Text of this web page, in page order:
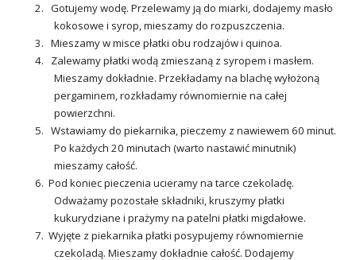
2. Gotujemy wodę. Przelewamy ją do miarki, dodajemy masło
kokosowe i syrop, mieszamy do rozpuszczenia.
3. Mieszamy w misce płatki obu rodzajów i quinoa.
4. Zalewamy płatki wodą zmieszaną z syropem i masłem.
Mieszamy dokładnie. Przekładamy na blachę wyłożoną
pergaminem, rozkładamy równomiernie na całej
powierzchni.
5. Wstawiamy do piekarnika, pieczemy z nawiewem 60 minut.
Po każdych 20 minutach (warto nastawić minutnik)
mieszamy całość.
6. Pod koniec pieczenia ucieramy na tarce czekoladę.
Odważamy pozostałe składniki, kruszymy płatki
kukurydziane i prażymy na patelni płatki migdałowe.
7. Wyjęte z piekarnika płatki posypujemy równomiernie
czekoladą. Mieszamy dokładnie całość. Dodajemy